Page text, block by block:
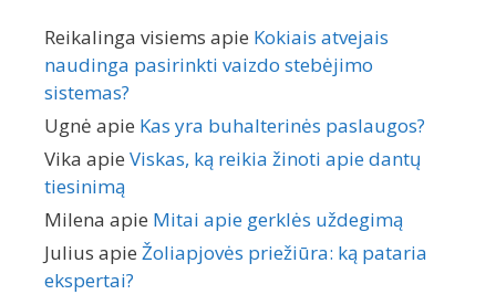
Reikalinga visiems apie Kokiais atvejais
naudinga pasirinkti vaizdo stebėjimo
sistemas?
Ugnė apie Kas yra buhalterinės paslaugos?
Vika apie Viskas, ką reikia žinoti apie dantų
tiesinimą
Milena apie Mitai apie gerklės uždegimą
Julius apie Žoliapjovės priežiūra: ką pataria
ekspertai?